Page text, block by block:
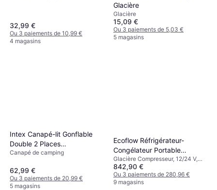
32,99 €
Ou 3 paiements de 10,99 €
4 magasins
Glacière
Glacière
15,09 €
Ou 3 paiements de 5,03 €
5 magasins
Intex Canapé-lit Gonflable
Double 2 Places
203x224x66
Canapé de camping
62,99 €
Ou 3 paiements de 20,99 €
5 magasins
Ecoflow Réfrigérateur-
Congélateur Portable
GLACIER Classic
Glacière Compresseur, 12/24 V,
Avec prise USB intégrée,
Puissance 55W
842,90 €
Ou 3 paiements de 280,96 €
9 magasins